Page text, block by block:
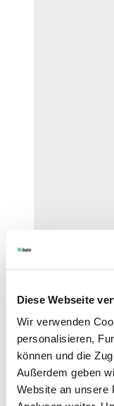
Diese Webseite
Wir verwenden
personalisieren,
können und die
Außerdem geben
Website an unsere